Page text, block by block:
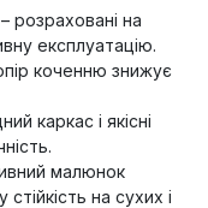
– розраховані на
експлуатацію.
коченню знижує
каркас і якісні
малюнок
на сухих і